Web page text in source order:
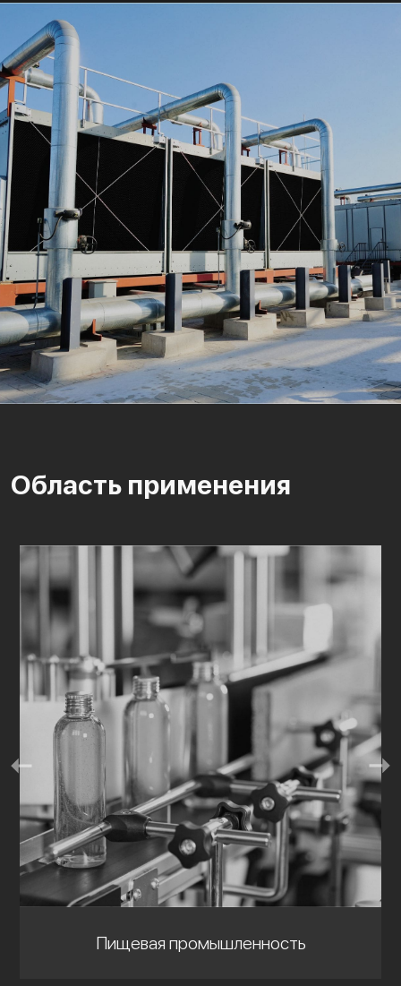
Область применения
Пищевая промышленность